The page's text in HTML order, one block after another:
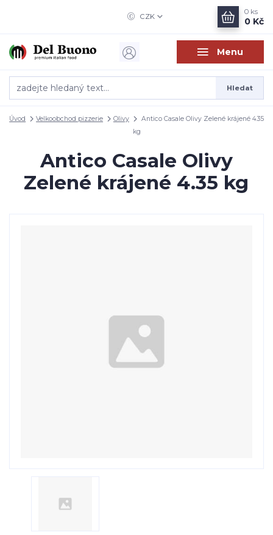
Menu
CZK
Hledat
0 ks
0 Kč
Úvod Velkoobchod pizzerie Olivy
Antico Casale Olivy Zelené krájené 4.35
kg
Antico Casale Olivy
Zelené krájené 4.35 kg